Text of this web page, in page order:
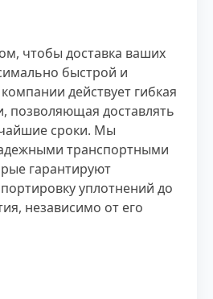
чтобы доставка ваших
быстрой и
действует гибкая
позволяющая доставлять
сроки. Мы
транспортными
гарантируют
уплотнений до
независимо от его